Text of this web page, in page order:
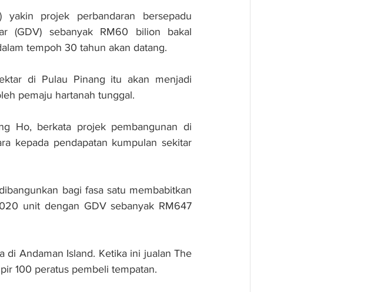
projek perbandaran bersepadu
(GDV) sebanyak RM60 bilion bakal
tempoh 30 tahun akan datang.
di Pulau Pinang itu akan menjadi
pemaju hartanah tunggal.
Ho, berkata projek pembangunan di
kepada pendapatan kumpulan sekitar
bagi fasa satu membabitkan
unit dengan GDV sebanyak RM647
di Andaman Island. Ketika ini jualan The
100 peratus pembeli tempatan.